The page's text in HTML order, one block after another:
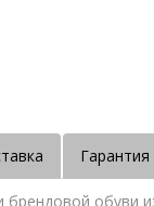
Гарантия
брендовой обуви